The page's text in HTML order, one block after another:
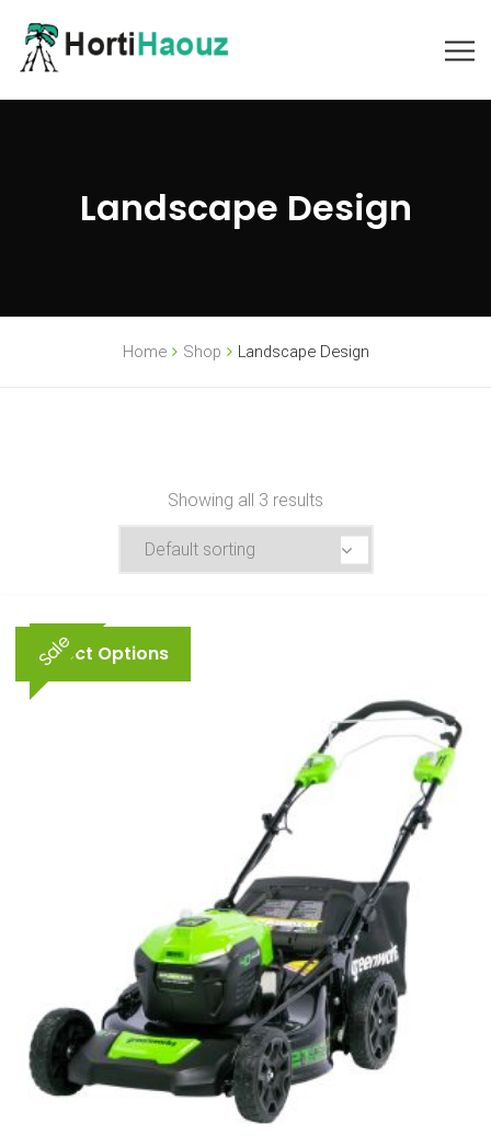
Landscape Design
Home Shop Landscape Design
Showing all 3 results
Select Options
Sale